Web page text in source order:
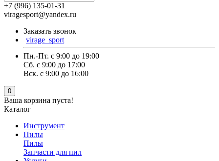
+7 (996) 135-01-31
viragesport@yandex.ru
Заказать звонок
virage_sport
Пн.-Пт. с 9:00 до 19:00
Сб. с 9:00 до 17:00
Вск. с 9:00 до 16:00
0
Ваша корзина пуста!
Каталог
Инструмент
Пилы
Пилы
Запчасти для пил